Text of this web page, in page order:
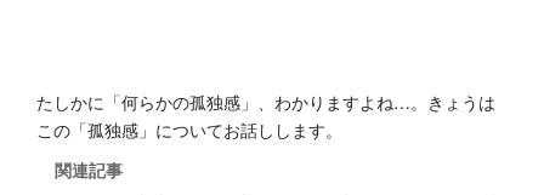
たしかに「何らかの孤独感」、わかりますよね…。きょうは
この「孤独感」についてお話しします。
関連記事